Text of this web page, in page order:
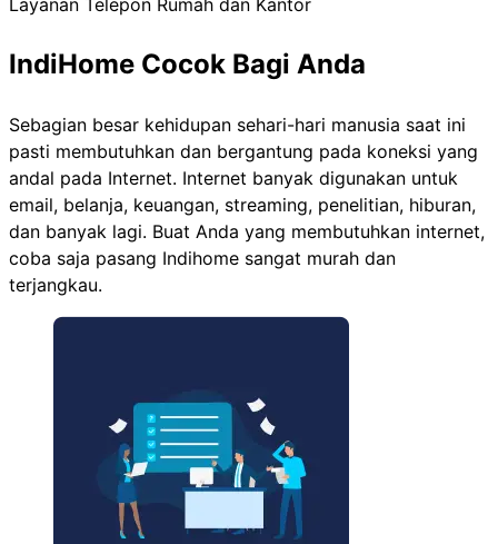
Layanan Telepon Rumah dan Kantor
IndiHome Cocok Bagi Anda
Sebagian besar kehidupan sehari-hari manusia saat ini
pasti membutuhkan dan bergantung pada koneksi yang
andal pada Internet. Internet banyak digunakan untuk
email, belanja, keuangan, streaming, penelitian, hiburan,
dan banyak lagi. Buat Anda yang membutuhkan internet,
coba saja pasang Indihome sangat murah dan
terjangkau.